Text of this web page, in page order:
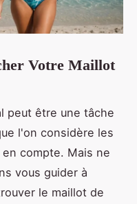
Votre Maillot
peut être une tâche
l'on considère les
compte. Mais ne
vous guider à
le maillot de